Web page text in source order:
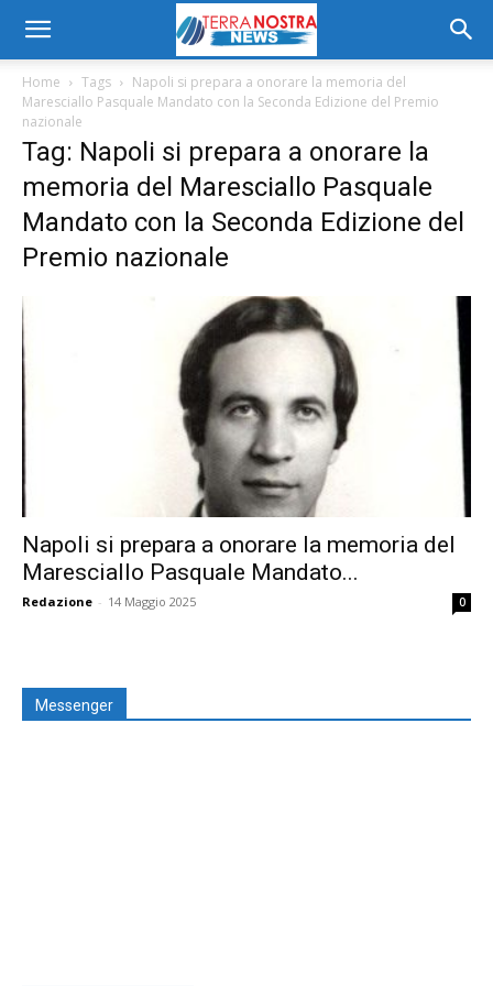
Home Tags
Napoli si prepara a onorare la memoria del
Maresciallo Pasquale Mandato con la Seconda Edizione del Premio
nazionale
Tag: Napoli si prepara a onorare la
memoria del Maresciallo Pasquale
Mandato con la Seconda Edizione del
Premio nazionale
Napoli si prepara a onorare la memoria del
Maresciallo Pasquale Mandato...
Redazione - 14 Maggio 2025 0
Messenger